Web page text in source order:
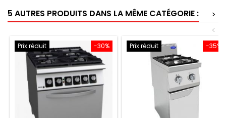
5 AUTRES PRODUITS DANS LA MÊME CATÉGORIE :
>
<
-30%
Prix réduit -35%
Prix réduit